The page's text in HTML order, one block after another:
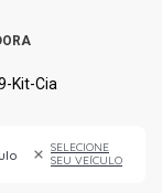
SELECIONE
SEU VEÍCULO